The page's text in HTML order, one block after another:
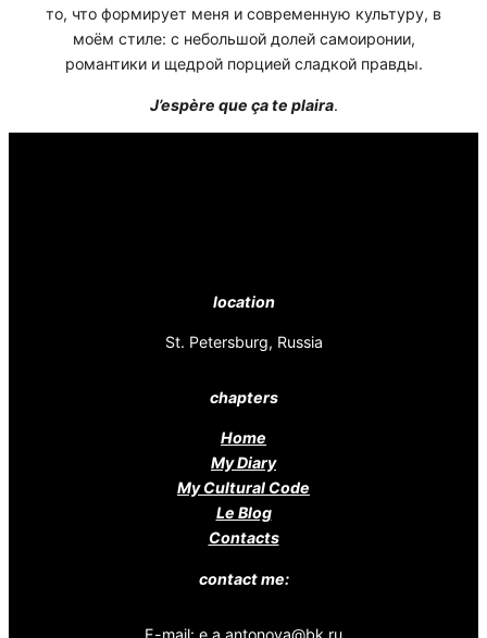
то, что формирует меня и современную культуру, в
моём стиле: с небольшой долей самоиронии,
романтики и щедрой порцией сладкой правды.
J’espère que ça te plaira.
location
St. Petersburg, Russia
chapters
Home
My Diary
My Cultural Code
Le Blog
Contacts
contact me:
E-mail: e.a.antonova@bk.ru